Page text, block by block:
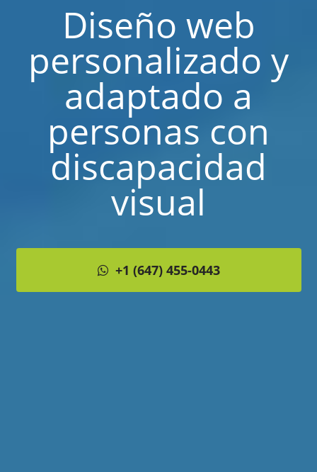
Diseño web
personalizado y
adaptado a
personas con
discapacidad
visual
+1 (647) 455-0443